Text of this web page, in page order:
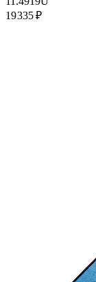
19 335 ₽